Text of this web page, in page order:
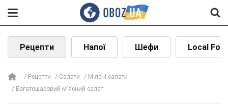
Рецепти Напої Шефи Local
Рецепти Салати
М'ясні салати
Багатошаровий м'ясний салат